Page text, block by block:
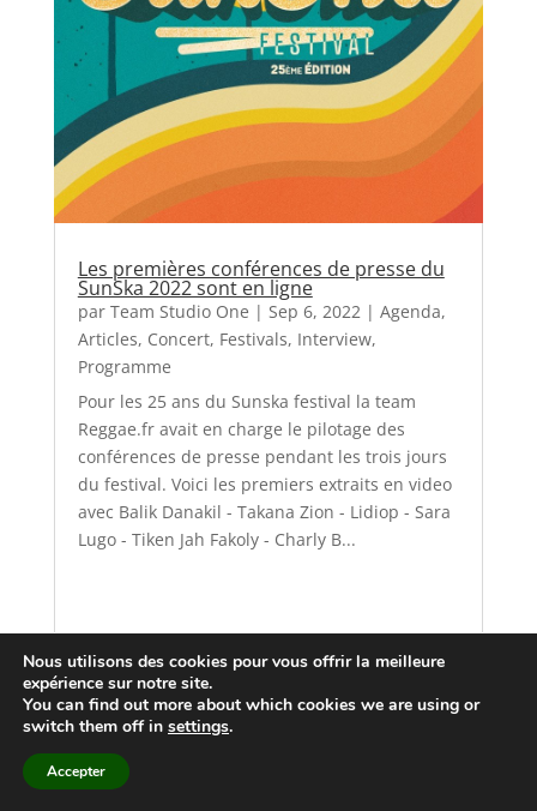
Les premières conférences de presse du
SunSka 2022 sont en ligne
par Team Studio One | Sep 6, 2022| Agenda,
Articles, Concert, Festivals, Interview,
Programme
Pour les 25 ans du Sunska festival la team
Reggae.fr avait en charge le pilotage des
conférences de presse pendant les trois jours
du festival. Voici les premiers extraits en video
avec Balik Danakil - Takana Zion - Lidiop - Sara
Lugo - Tiken Jah Fakoly - Charly B...
Nous utilisons des cookies pour vous offrir la meilleure
expérience sur notre site.
You can find out more about which cookies we are using or
switch them off in settings.
Accepter